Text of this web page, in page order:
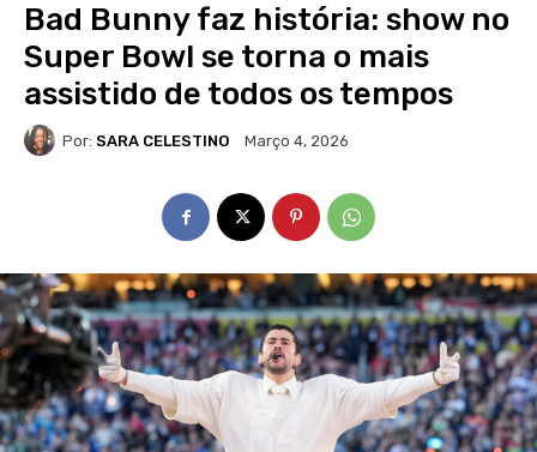
Bad Bunny faz história: show no
Super Bowl se torna o mais
assistido de todos os tempos
Por: SARA CELESTINO Março 4, 2026